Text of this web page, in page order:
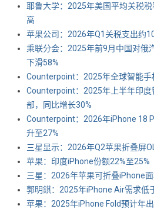
耶鲁大学：2025年美国平均关税
高
苹果公司：2026年Q1关税支出约
乘联分会：2025年前9月中国对俄
下滑58%
Counterpoint：2025年全球智能手
Counterpoint：2025年上半年印
部，同比增长30%
Counterpoint：2026年iPhone 18
升至27%
三星显示：2026年Q2苹果折叠屏
苹果：印度iPhone份额22%至25%
三星：2026年苹果可折叠iPhone
郭明錤：2025年iPhone Air需求低
苹果：2025年iPhone Fold预计年